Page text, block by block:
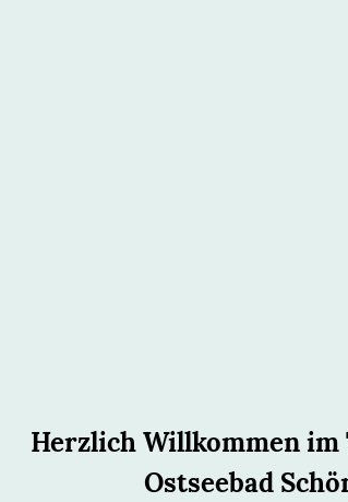
Herzlich Willkommen im
Ostseebad